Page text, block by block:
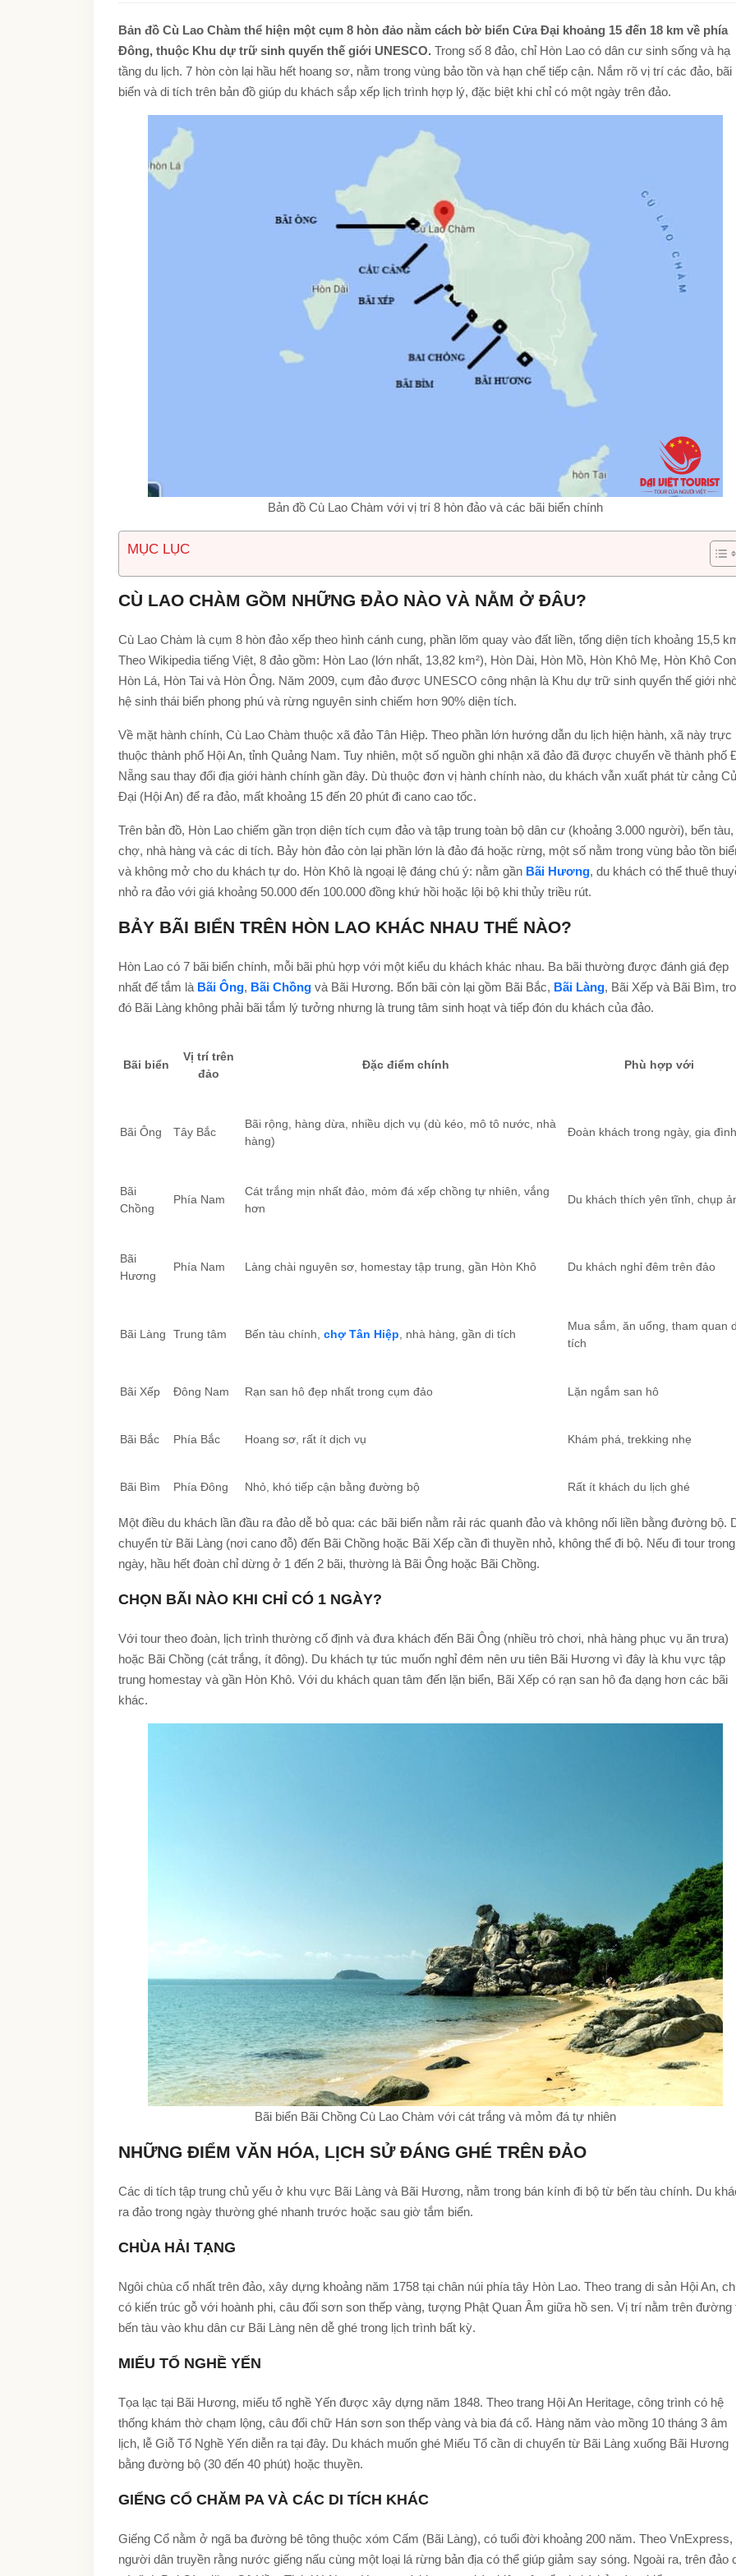
TOUR NAM ĐẢO PHÚ QUỐC
TOUR CÂU MỰC ĐÊM PHÚ QUỐC
TOUR NAM ĐẢO PHÚ QUỐC
TOUR LẶN BIỂN NHA TRANG
Bản đồ Cù Lao Chàm thể hiện một cụm 8 hòn đảo nằm cách bờ biển Cửa Đại khoảng 15 đến 18 km về phía
Đông, thuộc Khu dự trữ sinh quyển thế giới UNESCO. Trong số 8 đảo, chỉ Hòn Lao có dân cư sinh sống và hạ
tầng du lịch. 7 hòn còn lại hầu hết hoang sơ, nằm trong vùng bảo tồn và hạn chế tiếp cận. Nắm rõ vị trí các đảo, bãi
biển và di tích trên bản đồ giúp du khách sắp xếp lịch trình hợp lý, đặc biệt khi chỉ có một ngày trên đảo.
Bản đồ Cù Lao Chàm với vị trí 8 hòn đảo và các bãi biển chính
MỤC LỤC
CÙ LAO CHÀM GỒM NHỮNG ĐẢO NÀO VÀ NẰM Ở ĐÂU?
Cù Lao Chàm là cụm 8 hòn đảo xếp theo hình cánh cung, phần lõm quay vào đất liền, tổng diện tích khoảng 15,5
Theo Wikipedia tiếng Việt, 8 đảo gồm: Hòn Lao (lớn nhất, 13,82 km²), Hòn Dài, Hòn Mồ, Hòn Khô Mẹ, Hòn Khô
Hòn Lá, Hòn Tai và Hòn Ông. Năm 2009, cụm đảo được UNESCO công nhận là Khu dự trữ sinh quyển thế giới
hệ sinh thái biển phong phú và rừng nguyên sinh chiếm hơn 90% diện tích.
Về mặt hành chính, Cù Lao Chàm thuộc xã đảo Tân Hiệp. Theo phần lớn hướng dẫn du lịch hiện hành, xã này trực
thuộc thành phố Hội An, tỉnh Quảng Nam. Tuy nhiên, một số nguồn ghi nhận xã đảo đã được chuyển về thành phố
Nẵng sau thay đổi địa giới hành chính gần đây. Dù thuộc đơn vị hành chính nào, du khách vẫn xuất phát từ cảng
Đại (Hội An) để ra đảo, mất khoảng 15 đến 20 phút đi cano cao tốc.
Trên bản đồ, Hòn Lao chiếm gần trọn diện tích cụm đảo và tập trung toàn bộ dân cư (khoảng 3.000 người), bến tàu,
chợ, nhà hàng và các di tích. Bảy hòn đảo còn lại phần lớn là đảo đá hoặc rừng, một số nằm trong vùng bảo tồn
và không mở cho du khách tự do. Hòn Khô là ngoại lệ đáng chú ý: nằm gần Bãi Hương, du khách có thể thuê
nhỏ ra đảo với giá khoảng 50.000 đến 100.000 đồng khứ hồi hoặc lội bộ khi thủy triều rút.
BẢY BÃI BIỂN TRÊN HÒN LAO KHÁC NHAU THẾ NÀO?
Hòn Lao có 7 bãi biển chính, mỗi bãi phù hợp với một kiểu du khách khác nhau. Ba bãi thường được đánh giá đẹp
nhất để tắm là Bãi Ông, Bãi Chồng và Bãi Hương. Bốn bãi còn lại gồm Bãi Bắc, Bãi Làng, Bãi Xếp và Bãi Bìm,
đó Bãi Làng không phải bãi tắm lý tưởng nhưng là trung tâm sinh hoạt và tiếp đón du khách của đảo.
Bãi biển
Vị trí trên
đảo
Đặc điểm chính Phù hợp với
Bãi Ông Tây Bắc
Bãi rộng, hàng dừa, nhiều dịch vụ (dù kéo, mô tô nước, nhà
hàng)
Đoàn khách trong ngày, gia đình
Bãi
Chồng
Phía Nam
Cát trắng mịn nhất đảo, mỏm đá xếp chồng tự nhiên, vắng
hơn
Du khách thích yên tĩnh, chụp
Bãi
Hương
Phía Nam Làng chài nguyên sơ, homestay tập trung, gần Hòn Khô Du khách nghỉ đêm trên đảo
Bãi Làng Trung tâm Bến tàu chính, chợ Tân Hiệp, nhà hàng, gần di tích
Mua sắm, ăn uống, tham quan
tích
Bãi Xếp Đông Nam Rạn san hô đẹp nhất trong cụm đảo Lặn ngắm san hô
Bãi Bắc Phía Bắc Hoang sơ, rất ít dịch vụ Khám phá, trekking nhẹ
Bãi Bìm Phía Đông Nhỏ, khó tiếp cận bằng đường bộ Rất ít khách du lịch ghé
Một điều du khách lần đầu ra đảo dễ bỏ qua: các bãi biển nằm rải rác quanh đảo và không nối liền bằng đường bộ.
chuyển từ Bãi Làng (nơi cano đỗ) đến Bãi Chồng hoặc Bãi Xếp cần đi thuyền nhỏ, không thể đi bộ. Nếu đi tour trong
ngày, hầu hết đoàn chỉ dừng ở 1 đến 2 bãi, thường là Bãi Ông hoặc Bãi Chồng.
CHỌN BÃI NÀO KHI CHỈ CÓ 1 NGÀY?
Với tour theo đoàn, lịch trình thường cố định và đưa khách đến Bãi Ông (nhiều trò chơi, nhà hàng phục vụ ăn trưa)
hoặc Bãi Chồng (cát trắng, ít đông). Du khách tự túc muốn nghỉ đêm nên ưu tiên Bãi Hương vì đây là khu vực tập
trung homestay và gần Hòn Khô. Với du khách quan tâm đến lặn biển, Bãi Xếp có rạn san hô đa dạng hơn các bãi
khác.
Bãi biển Bãi Chồng Cù Lao Chàm với cát trắng và mỏm đá tự nhiên
NHỮNG ĐIỂM VĂN HÓA, LỊCH SỬ ĐÁNG GHÉ TRÊN ĐẢO
Các di tích tập trung chủ yếu ở khu vực Bãi Làng và Bãi Hương, nằm trong bán kính đi bộ từ bến tàu chính. Du
ra đảo trong ngày thường ghé nhanh trước hoặc sau giờ tắm biển.
CHÙA HẢI TẠNG
Ngôi chùa cổ nhất trên đảo, xây dựng khoảng năm 1758 tại chân núi phía tây Hòn Lao. Theo trang di sản Hội An,
có kiến trúc gỗ với hoành phi, câu đối sơn son thếp vàng, tượng Phật Quan Âm giữa hồ sen. Vị trí nằm trên đường
bến tàu vào khu dân cư Bãi Làng nên dễ ghé trong lịch trình bất kỳ.
MIẾU TỔ NGHỀ YẾN
Tọa lạc tại Bãi Hương, miếu tổ nghề Yến được xây dựng năm 1848. Theo trang Hội An Heritage, công trình có hệ
thống khám thờ chạm lộng, câu đối chữ Hán sơn son thếp vàng và bia đá cổ. Hàng năm vào mồng 10 tháng 3 âm
lịch, lễ Giỗ Tổ Nghề Yến diễn ra tại đây. Du khách muốn ghé Miếu Tổ cần di chuyển từ Bãi Làng xuống Bãi Hương
bằng đường bộ (30 đến 40 phút) hoặc thuyền.
GIẾNG CỔ CHĂM PA VÀ CÁC DI TÍCH KHÁC
Giếng Cổ nằm ở ngã ba đường bê tông thuộc xóm Cấm (Bãi Làng), có tuổi đời khoảng 200 năm. Theo VnExpress,
người dân truyền rằng nước giếng nấu cùng một loại lá rừng bản địa có thể giúp giảm say sóng. Ngoài ra, trên đảo